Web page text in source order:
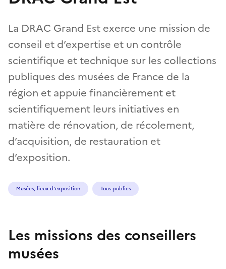
La DRAC Grand Est exerce une mission de
conseil et d’expertise et un contrôle
scientifique et technique sur les collections
publiques des musées de France de la
région et appuie financièrement et
scientifiquement leurs initiatives en
matière de rénovation, de récolement,
d’acquisition, de restauration et
d’exposition.
Musées, lieux d'exposition Tous publics
Les missions des conseillers
musées